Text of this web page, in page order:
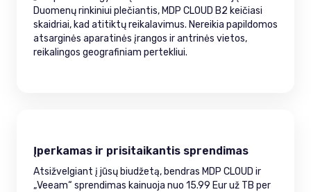
Duomenų rinkiniui plečiantis, MDP CLOUD B2 keičiasi
skaidriai, kad atitiktų reikalavimus. Nereikia papildomos
atsarginės aparatinės įrangos ir antrinės vietos,
reikalingos geografiniam pertekliui.
Įperkamas ir prisitaikantis sprendimas
Atsižvelgiant į jūsų biudžetą, bendras MDP CLOUD ir
„Veeam“ sprendimas kainuoja nuo 15.99 Eur už TB per